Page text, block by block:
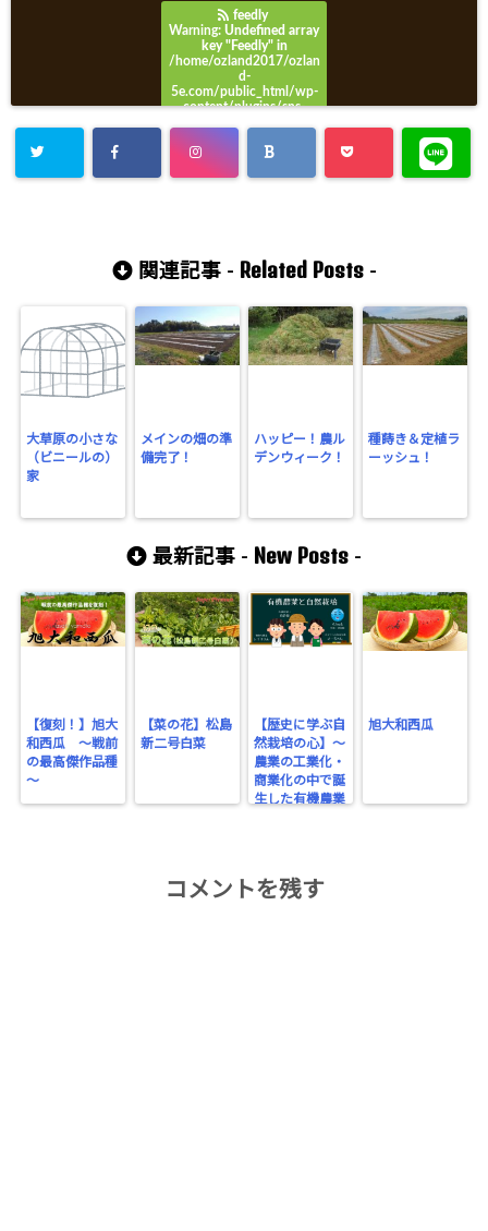
feedly
Warning: Undefined array
key "Feedly" in
/home/ozland2017/ozlan
d-
5e.com/public_html/wp-
content/plugins/sns-
関連記事 - Related Posts-
大草原の小さな
（ビニールの）
家
メインの畑の準
備完了！
ハッピー！農ル
デンウィーク！
種蒔き＆定植ラ
ーッシュ！
最新記事 - New Posts -
【復刻！】旭大
和西瓜 ～戦前
の最高傑作品種
～
【菜の花】松島
新二号白菜
【歴史に学ぶ自
然栽培の心】～
農業の工業化・
商業化の中で誕
生した有機農業
旭大和西瓜
コメントを残す